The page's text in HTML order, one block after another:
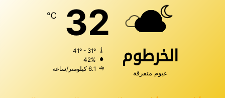
الخرطوم
غيوم متفرقة
32
℃
42%
6.1 كيلومتر/ساعة